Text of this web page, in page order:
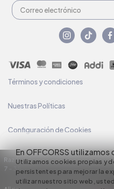
En OFFCORSS
Utilizamos cookies propias y
persistentes para mejorar la
utilizar nuestro sitio web,
Términos y condiciones
Nuestras Políticas
Configuración de Cookies
Razón Social: C.I HERMECO S.A.
7 – 35